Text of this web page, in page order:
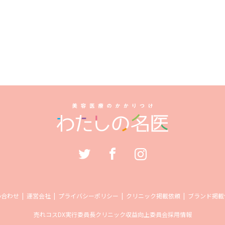
わせ 運営会社 プライバシーポリシー クリニック掲載依頼 ブランド掲
売れコスDX実行委員長クリニック収益向上委員会採用情報